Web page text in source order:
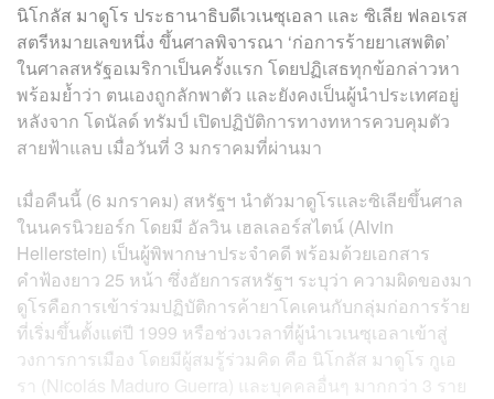
นิโกลัส มาดูโร ประธานาธิบดีเวเนซุเอลา และ ซิเลีย ฟลอเรส
สตรีหมายเลขหนึ่ง ขึ้นศาลพิจารณา ‘ก่อการร้ายยาเสพติด’
ในศาลสหรัฐอเมริกาเป็นครั้งแรก โดยปฏิเสธทุกข้อกล่าวหา
พร้อมย้ำว่า ตนเองถูกลักพาตัว และยังคงเป็นผู้นำประเทศอยู่
หลังจาก โดนัลด์ ทรัมป์ เปิดปฏิบัติการทางทหารควบคุมตัว
สายฟ้าแลบ เมื่อวันที่ 3 มกราคมที่ผ่านมา
เมื่อคืนนี้ (6 มกราคม) สหรัฐฯ นำตัวมาดูโรและซิเลียขึ้นศาล
ในนครนิวยอร์ก โดยมี อัลวิน เฮลเลอร์สไตน์ (Alvin
Hellerstein) เป็นผู้พิพากษาประจำคดี พร้อมด้วยเอกสาร
คำฟ้องยาว 25 หน้า ซึ่งอัยการสหรัฐฯ ระบุว่า ความผิดของมา
ดูโรคือการเข้าร่วมปฏิบัติการค้ายาโคเคนกับกลุ่มก่อการร้าย
ที่เริ่มขึ้นตั้งแต่ปี 1999 หรือช่วงเวลาที่ผู้นำเวเนซุเอลาเข้าสู่
วงการการเมือง โดยมีผู้สมรู้ร่วมคิด คือ นิโกลัส มาดูโร กูเอ
รา (Nicolás Maduro Guerra) และบุคคลอื่นๆ มากกว่า 3 ราย